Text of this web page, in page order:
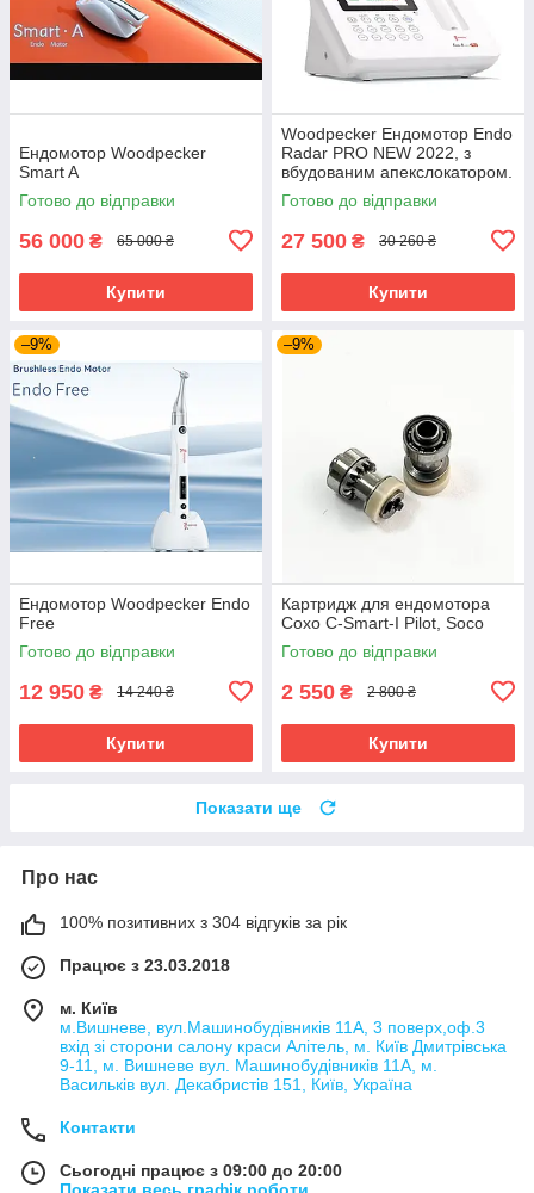
Ендомотор Woodpecker
Smart A
Готово до відправки
56 000 ₴ 65 000 ₴
Купити
Woodpecker Ендомотор Endo
Radar PRO NEW 2022, з
вбудованим апекслокатором.
Сертифікат! Гарантія!
Готово до відправки
27 500 ₴ 30 260 ₴
Купити
–9%
Eндомотор Woodpecker Endo
Free
Готово до відправки
12 950 ₴ 14 240 ₴
Купити
–9%
Картридж для ендомотора
Coxo C-Smart-I Pilot, Soco
Готово до відправки
2 550 ₴ 2 800 ₴
Купити
Показати ще
Про нас
100% позитивних з 304 відгуків за рік
Працює з 23.03.2018
м. Київ
м.Вишневе, вул.Машинобудівників 11А, 3 поверх,оф.3
вхід зі сторони салону краси Алітель, м. Київ Дмитрівська
9-11, м. Вишневе вул. Машинобудівників 11А, м.
Васильків вул. Декабристів 151, Київ, Україна
Контакти
Сьогодні працює з 09:00 до 20:00